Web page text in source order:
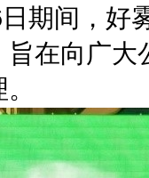
期间，
旨在向广